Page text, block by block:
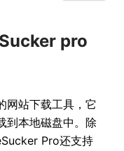
pro
网站下载工具，它
到本地磁盘中。除
Pro还支持